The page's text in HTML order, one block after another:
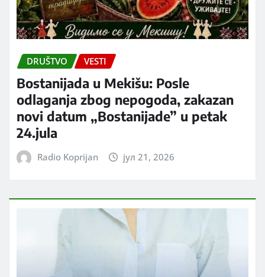
DRUŠTVO VESTI
Bostanijada u Mekišu: Posle
odlaganja zbog nepogoda, zakazan
novi datum „Bostanijade” u petak
24.jula
Radio Koprijan јул 21, 2026